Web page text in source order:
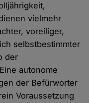
vielmehr
voreiliger,
selbstbestimmter
der
autonome
der Befürworter
Voraussetzung